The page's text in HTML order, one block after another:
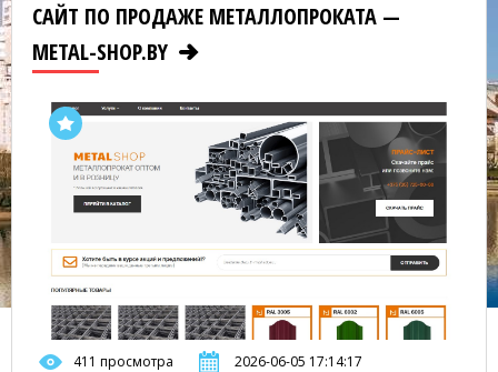
САЙТ ПО ПРОДАЖЕ МЕТАЛЛОПРОКАТА —
METAL-SHOP.BY
411 просмотра
2026-06-05 17:14:17